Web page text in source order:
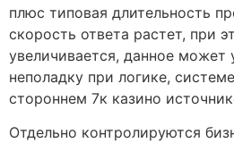
плюс типовая длительность
скорость ответа растет, при
увеличивается, данное может
неполадку при логике,
стороннем 7к казино
Отдельно контролируются